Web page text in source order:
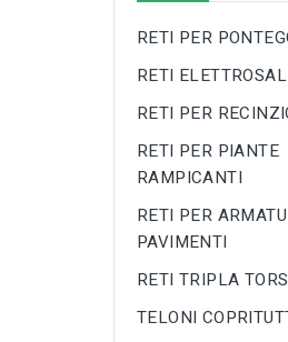
RETI PER
RETI
RETI PER
RETI PER PIANTE
RAMPICANTI
RETI PER
PAVIMENTI
RETI TRIPLA
TELONI